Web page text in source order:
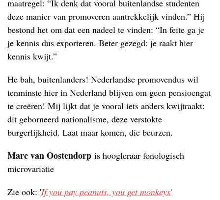
maatregel: “Ik denk dat vooral buitenlandse studenten
deze manier van promoveren aantrekkelijk vinden.” Hij
bestond het om dat een nadeel te vinden: “In feite ga je
je kennis dus exporteren. Beter gezegd: je raakt hier
kennis kwijt.”
He bah, buitenlanders! Nederlandse promovendus wil
tenminste hier in Nederland blijven om geen pensioengat
te creëren! Mij lijkt dat je vooral iets anders kwijtraakt:
dit geborneerd nationalisme, deze verstokte
burgerlijkheid. Laat maar komen, die beurzen.
Marc van Oostendorp is hoogleraar fonologisch
microvariatie
Zie ook: 'If you pay peanuts, you get monkeys'